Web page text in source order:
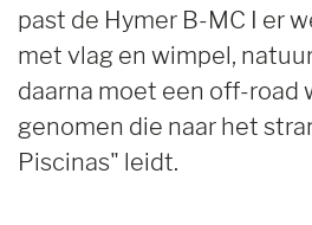
past de Hymer B-MC I er
met vlag en wimpel,
daarna moet een off-road
genomen die naar het
Piscinas" leidt.